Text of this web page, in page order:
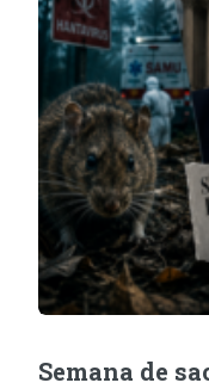
Semana de